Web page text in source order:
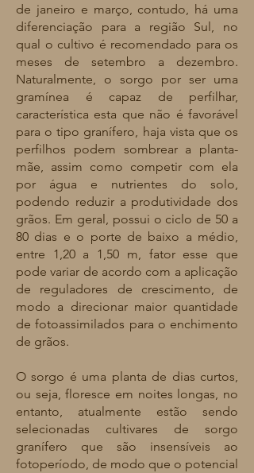
de janeiro e março, contudo, há uma
diferenciação para a região Sul, no
qual o cultivo é recomendado para os
meses de setembro a dezembro.
Naturalmente, o sorgo por ser uma
gramínea é capaz de perfilhar,
característica esta que não é favorável
para o tipo granífero, haja vista que os
perfilhos podem sombrear a planta-
mãe, assim como competir com ela
por água e nutrientes do solo,
podendo reduzir a produtividade dos
grãos. Em geral, possui o ciclo de 50 a
80 dias e o porte de baixo a médio,
entre 1,20 a 1,50 m, fator esse que
pode variar de acordo com a aplicação
de reguladores de crescimento, de
modo a direcionar maior quantidade
de fotoassimilados para o enchimento
de grãos.
O sorgo é uma planta de dias curtos,
ou seja, floresce em noites longas, no
entanto, atualmente estão sendo
selecionadas cultivares de sorgo
granífero que são insensíveis ao
fotoperíodo, de modo que o potencial